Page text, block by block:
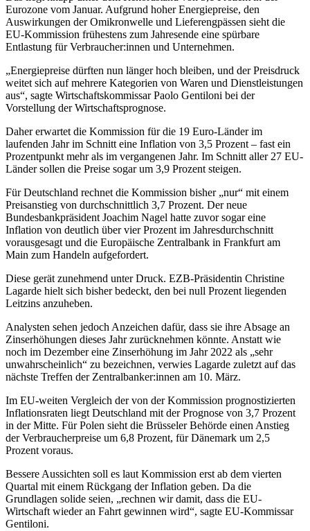
Eurozone vom Januar. Aufgrund hoher Energiepreise, den
Auswirkungen der Omikronwelle und Lieferengpässen sieht die
EU-Kommission frühestens zum Jahresende eine spürbare
Entlastung für Verbraucher:innen und Unternehmen.
„Energiepreise dürften nun länger hoch bleiben, und der Preisdruck
weitet sich auf mehrere Kategorien von Waren und Dienstleistungen
aus“, sagte Wirtschaftskommissar Paolo Gentiloni bei der
Vorstellung der Wirtschaftsprognose.
Daher erwartet die Kommission für die 19 Euro-Länder im
laufenden Jahr im Schnitt eine Inflation von 3,5 Prozent – fast ein
Prozentpunkt mehr als im vergangenen Jahr. Im Schnitt aller 27 EU-
Länder sollen die Preise sogar um 3,9 Prozent steigen.
Für Deutschland rechnet die Kommission bisher „nur“ mit einem
Preisanstieg von durchschnittlich 3,7 Prozent. Der neue
Bundesbankpräsident Joachim Nagel hatte zuvor sogar eine
Inflation von deutlich über vier Prozent im Jahresdurchschnitt
vorausgesagt und die Europäische Zentralbank in Frankfurt am
Main zum Handeln aufgefordert.
Diese gerät zunehmend unter Druck. EZB-Präsidentin Christine
Lagarde hielt sich bisher bedeckt, den bei null Prozent liegenden
Leitzins anzuheben.
Analysten sehen jedoch Anzeichen dafür, dass sie ihre Absage an
Zinserhöhungen dieses Jahr zurücknehmen könnte. Anstatt wie
noch im Dezember eine Zinserhöhung im Jahr 2022 als „sehr
unwahrscheinlich“ zu bezeichnen, verwies Lagarde zuletzt auf das
nächste Treffen der Zentralbanker:innen am 10. März.
Im EU-weiten Vergleich der von der Kommission prognostizierten
Inflationsraten liegt Deutschland mit der Prognose von 3,7 Prozent
in der Mitte. Für Polen sieht die Brüsseler Behörde einen Anstieg
der Verbraucherpreise um 6,8 Prozent, für Dänemark um 2,5
Prozent voraus.
Bessere Aussichten soll es laut Kommission erst ab dem vierten
Quartal mit einem Rückgang der Inflation geben. Da die
Grundlagen solide seien, „rechnen wir damit, dass die EU-
Wirtschaft wieder an Fahrt gewinnen wird“, sagte EU-Kommissar
Gentiloni.